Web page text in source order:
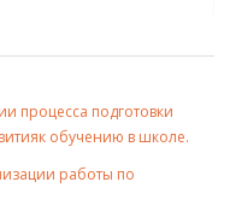
процесса подготовки
обучению в школе.
работы по